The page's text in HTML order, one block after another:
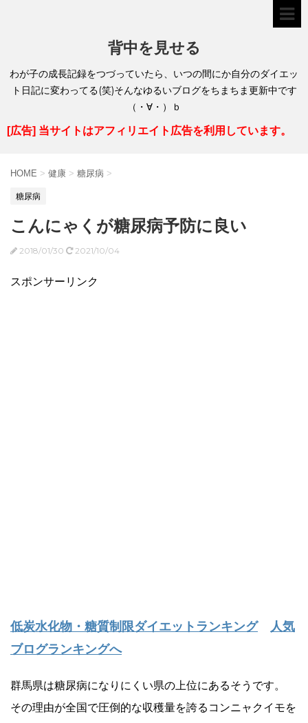
背中を見せる
わが子の成長記録をつづっていたら、いつの間にか自分のダイエッ
ト日記に変わってる(笑)そんなゆるいブログをちまちま更新中です
（・∀・）ｂ
[広告] 当サイトはアフィリエイト広告を利用しています。
HOME > 健康 > 糖尿病 >
糖尿病
こんにゃくが糖尿病予防に良い
2018/01/30 2021/10/04
スポンサーリンク
低炭水化物・糖質制限ダイエットランキング
人気
ブログランキングへ
群馬県は糖尿病になりにくい県の上位にあるそうです。
その理由が全国で圧倒的な収穫量を誇るコンニャクイモを